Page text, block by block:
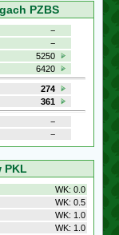
PZBS
−
−
5250
6420
274
361
−
−
PKL
WK: 0.0
WK: 0.5
WK: 1.0
WK: 1.0